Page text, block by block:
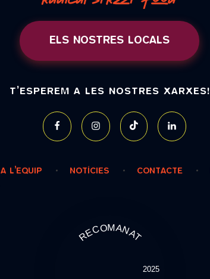
ELS NOSTRES LOCALS
T’ESPEREM A LES NOSTRES XARXES!
L’EQUIP NOTÍCIES CONTACTE
2025
RECOMANAT